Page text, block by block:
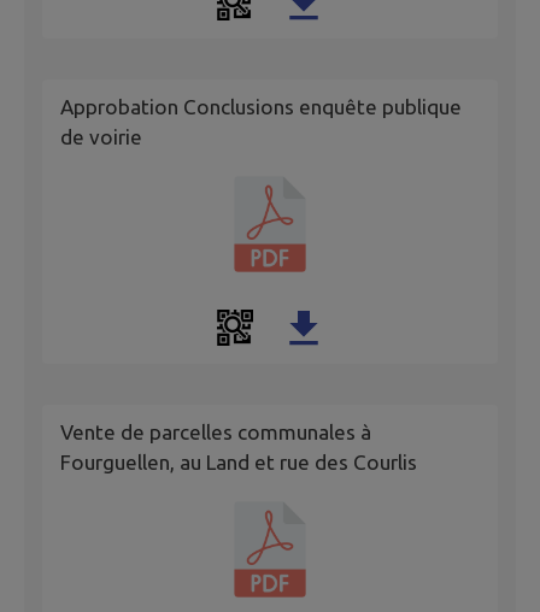
Approbation Conclusions enquête publique
de voirie
Vente de parcelles communales à
Fourguellen, au Land et rue des Courlis